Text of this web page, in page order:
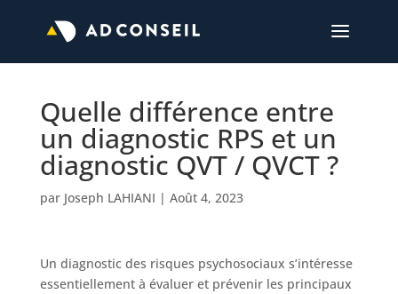
Quelle différence entre
un diagnostic RPS et un
diagnostic QVT / QVCT ?
par Joseph LAHIANI | Août 4, 2023
Un diagnostic des risques psychosociaux s’intéresse
essentiellement à évaluer et prévenir les principaux